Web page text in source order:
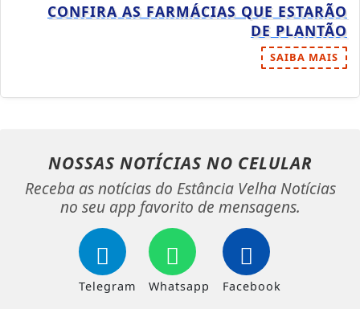
CONFIRA AS FARMÁCIAS QUE ESTARÃO
DE PLANTÃO
SAIBA MAIS
NOSSAS NOTÍCIAS NO CELULAR
Receba as notícias do Estância Velha Notícias
no seu app favorito de mensagens.
Telegram Whatsapp Facebook